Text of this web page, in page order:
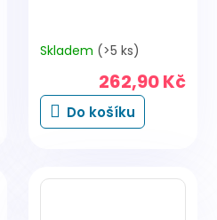
Skladem (>5 ks)
262,90 Kč
Do košíku